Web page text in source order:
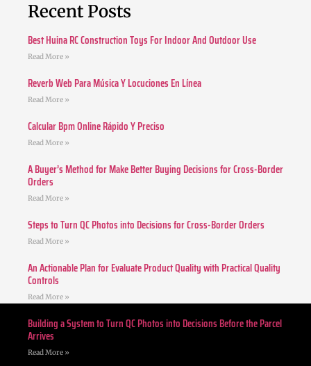
Recent Posts
Best Huina RC Construction Toys For Indoor And Outdoor Use
Read More »
Reverb Web Para Música Y Locuciones En Línea
Read More »
Calcular Bpm Online Rápido Y Preciso
Read More »
A Buyer’s Method for Make Better Buying Decisions for Cross-Border
Orders
Read More »
Steps to Turn QC Photos into Decisions for Cross-Border Orders
Read More »
An Actionable Plan for Evaluate Product Quality with Practical Quality
Controls
Read More »
Building a System to Turn QC Photos into Decisions Before the Parcel
Arrives
Read More »